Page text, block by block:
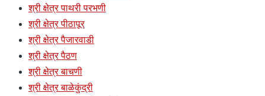
श्री क्षेत्र पाथरी परभणी
श्री क्षेत्र पीठापूर
श्री क्षेत्र पैजारवाडी
श्री क्षेत्र पैठण
श्री क्षेत्र बाचणी
श्री क्षेत्र बाळेकुंद्री